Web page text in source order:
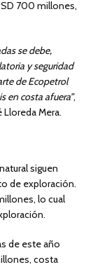
700 millones,
se debe,
y seguridad
de Ecopetrol
en costa afuera”,
Lloreda Mera.
siguen
de exploración.
lo cual
de este año
costa